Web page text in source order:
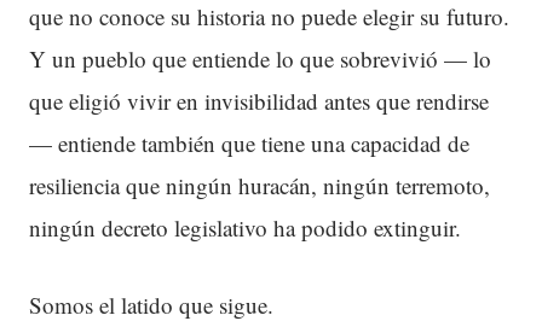
que no conoce su historia no puede elegir su futuro.
Y un pueblo que entiende lo que sobrevivió — lo
que eligió vivir en invisibilidad antes que rendirse
— entiende también que tiene una capacidad de
resiliencia que ningún huracán, ningún terremoto,
ningún decreto legislativo ha podido extinguir.
Somos el latido que sigue.